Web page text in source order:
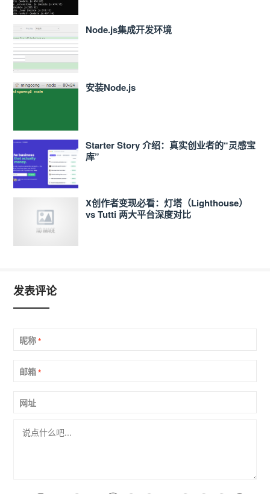
Node.js集成开发环境
安装Node.js
Starter Story 介绍：真实创业者的“灵感宝
库”
X创作者变现必看：灯塔（Lighthouse）
vs Tutti 两大平台深度对比
发表评论
昵称*
邮箱*
网址